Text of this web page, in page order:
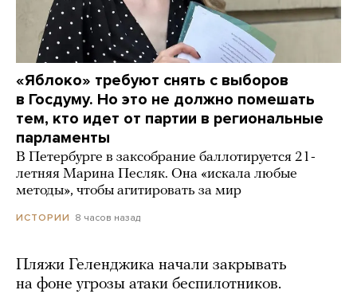
«Яблоко» требуют снять с выборов
в Госдуму. Но это не должно помешать
тем, кто идет от партии в региональные
парламенты
В Петербурге в заксобрание баллотируется 21-
летняя Марина Песляк. Она «искала любые
методы», чтобы агитировать за мир
ИСТОРИИ 8 часов назад
Пляжи Геленджика начали закрывать
на фоне угрозы атаки беспилотников.